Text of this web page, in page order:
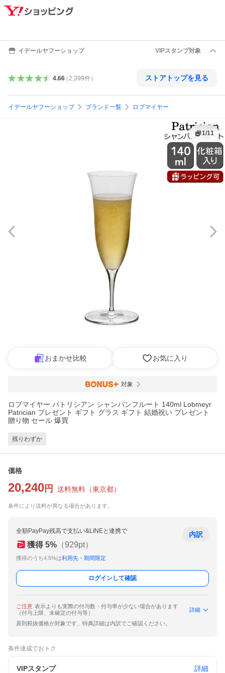
イデールヤフーショップ VIPスタンプ対象
4.66（ 2,399件） ストアトップを見る
イデールヤフーショップ ブランド一覧 ロブマイヤー
1/11
おまかせ比較 お気に入り
対象
ロブマイヤー パトリシアン シャンパンフルート 140ml Lobmeyr
Patrician プレゼント ギフト グラス ギフト 結婚祝い プレゼント
贈り物 セール 爆買
残りわずか
価格
20,240 円 送料無料 （東京都）
条件により送料が異なる場合があります。
全額PayPay残高で支払い&LINEと連携で
獲得 5% （929pt）
獲得のうち4.5%は利用先・期間限定
内訳
ログインして確認
ご注意 表示よりも実際の付与数・付与率が少ない場合があります
（付与上限、未確定の付与等）
詳細
原則税抜価格が対象です。特典詳細は内訳でご確認ください。
条件達成でおトク
VIPスタンプ
詳細